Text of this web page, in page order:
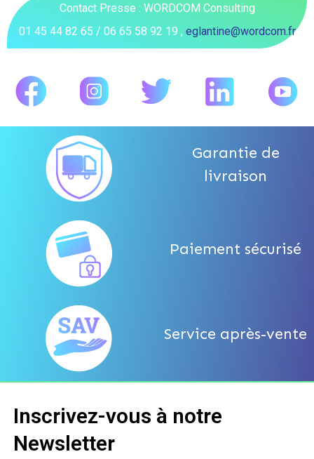
Contact Presse : WORDCOM Consulting
01 45 44 82 65 / 06 65 58 92 19 , eglantine@wordcom.fr
Garantie de
livraison
Paiement sécurisé
Service après-vente
Inscrivez-vous à notre
Newsletter